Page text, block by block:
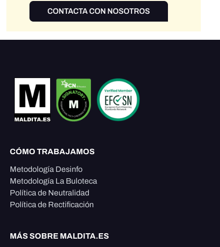
CÓMO TRABAJAMOS
Metodología Desinfo
Metodología La Buloteca
Política de Neutralidad
Política de Rectificación
MÁS SOBRE MALDITA.ES